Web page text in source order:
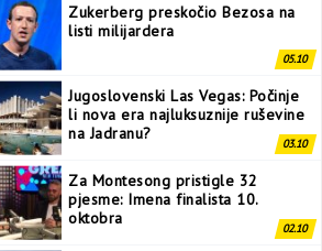
Jugoslovenski Las Vegas: Počinje
li nova era najluksuznije ruševine
03.10
Za Montesong pristigle 32
pjesme: Imena finalista 10.
oktobra
02.10
Mont Everest svake godine raste
zbog jedne reke, pokazuje
istraživanje
02.10